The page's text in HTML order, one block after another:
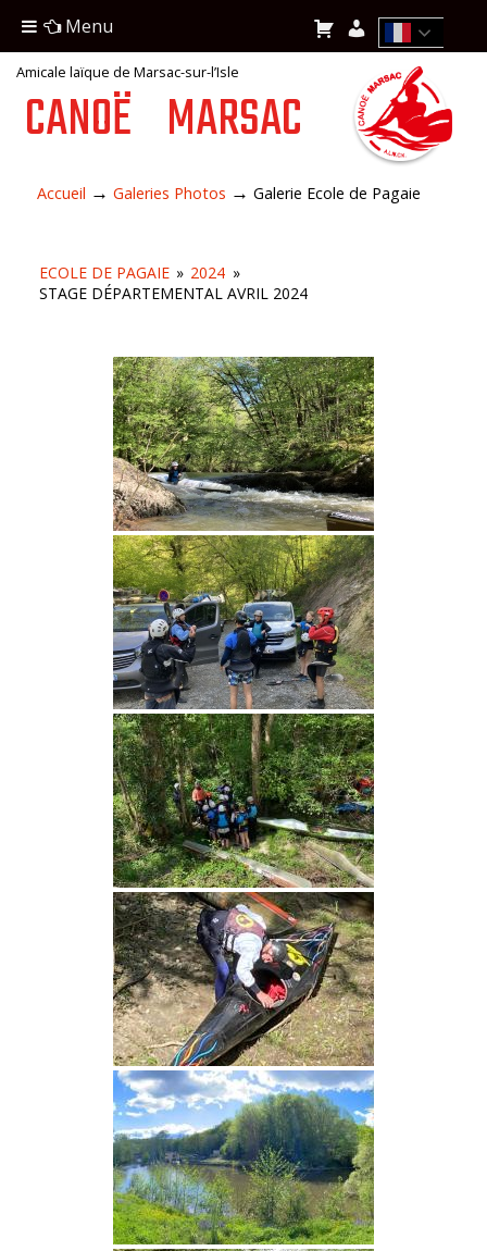
Amicale laïque de Marsac-sur-l’Isle
CANOË MARSAC
Accueil → Galeries Photos → Galerie Ecole de Pagaie
ECOLE DE PAGAIE » 2024 »
STAGE DÉPARTEMENTAL AVRIL 2024
Menu